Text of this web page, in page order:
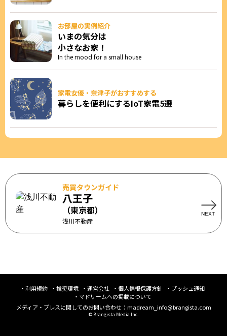
お部屋の実例紹介
いまの気分は
小さなお家！
In the mood for a small house
家電女優・奈津子がおすすめする
暮らしを便利にするIoT家電5選
売買タウンガイド
八王子
（東京都）
浅川不動産
利用規約 推奨環境 運営会社 個人情報保護方針
プッシュ通知
マドリームへの掲載について
メディア・プレスに関してのお問い合わせ： madream_info@brangista.com
© Brangista Media Inc.